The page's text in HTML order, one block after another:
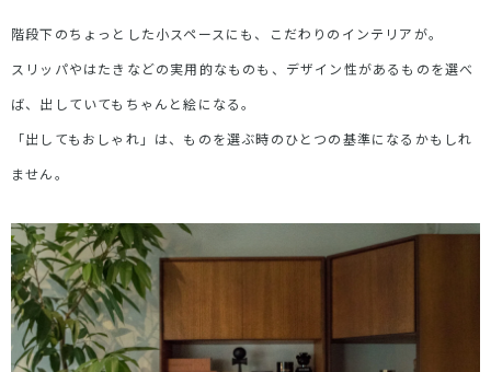
階段下のちょっとした小スペースにも、こだわりのインテリアが。
スリッパやはたきなどの実用的なものも、デザイン性があるものを選べ
ば、出していてもちゃんと絵になる。
「出してもおしゃれ」は、ものを選ぶ時のひとつの基準になるかもしれ
ません。